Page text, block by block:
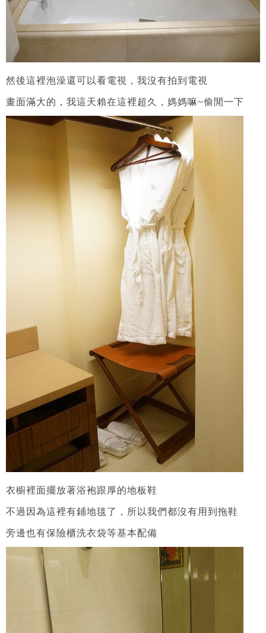
然後這裡泡澡還可以看電視，我沒有拍到電視
畫面滿大的，我這天賴在這裡超久，媽媽嘛~偷閒一下
衣櫥裡面擺放著浴袍跟厚的地板鞋
不過因為這裡有鋪地毯了，所以我們都沒有用到拖鞋
旁邊也有保險櫃洗衣袋等基本配備